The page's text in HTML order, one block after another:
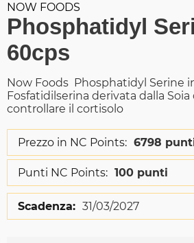
NOW FOODS
Phosphatidyl
60cps
Now Foods Phosphatidyl Serine
Fosfatidilserina derivata dalla
controllare il cortisolo
Prezzo in NC Points: 6798
Punti NC Points: 100 punti
Scadenza: 31/03/2027